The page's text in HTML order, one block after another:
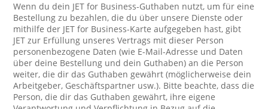
Wenn du dein JET for Business-Guthaben nutzt, um für eine
Bestellung zu bezahlen, die du über unsere Dienste oder
mithilfe der JET for Business-Karte aufgegeben hast, gibt
JET zur Erfüllung unseres Vertrags mit dieser Person
personenbezogene Daten (wie E-Mail-Adresse und Daten
über deine Bestellung und dein Guthaben) an die Person
weiter, die dir das Guthaben gewährt (möglicherweise dein
Arbeitgeber, Geschäftspartner usw.). Bitte beachte, dass die
Person, die dir das Guthaben gewährt, ihre eigene